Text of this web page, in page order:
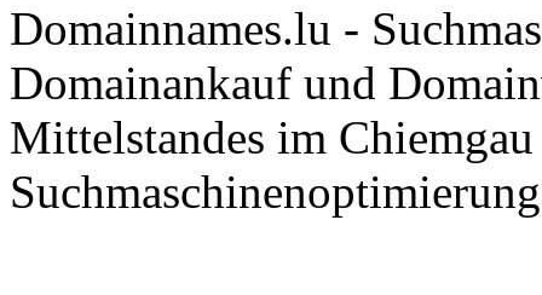
Domainnames.lu -
Domainankauf und
Mittelstandes im
Suchmaschinenoptimierung